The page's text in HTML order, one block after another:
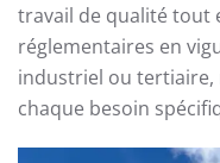
travail de qualité tout
réglementaires en
industriel ou tertiaire,
chaque besoin